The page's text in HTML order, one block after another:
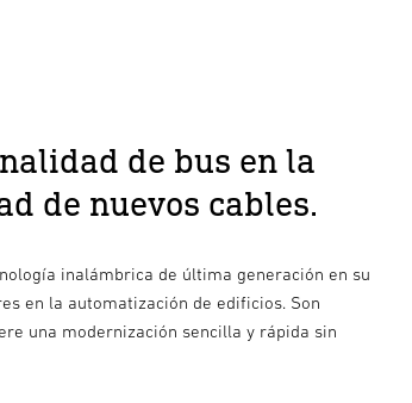
de bus en la
de nuevos cables.
inalámbrica de última generación en su
en la automatización de edificios. Son
una modernización sencilla y rápida sin